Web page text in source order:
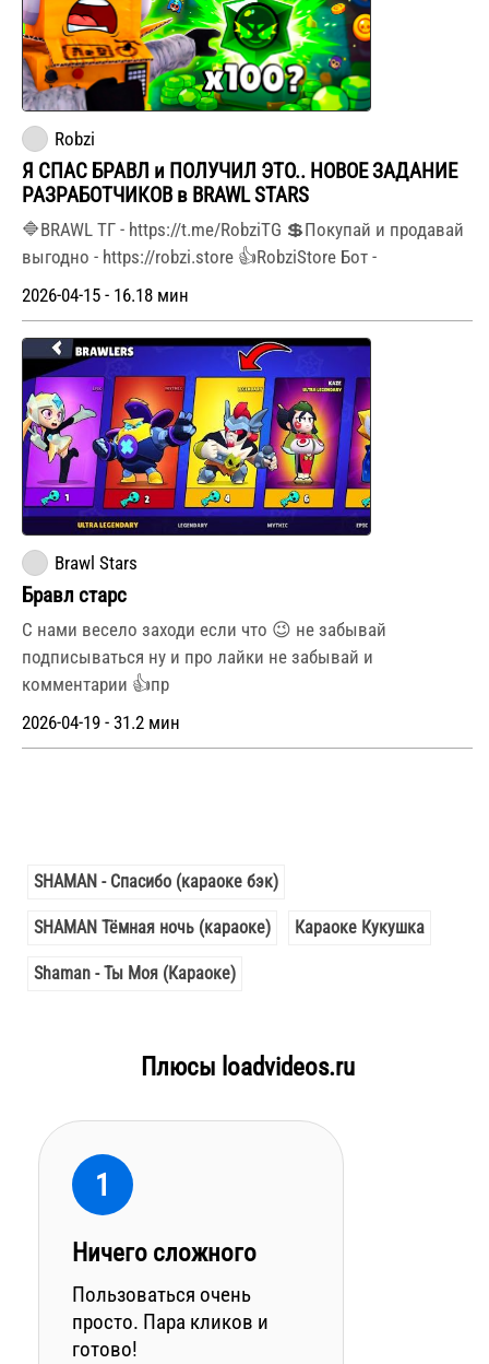
Robzi
Я СПАС БРАВЛ и ПОЛУЧИЛ ЭТО.. НОВОЕ ЗАДАНИЕ
РАЗРАБОТЧИКОВ в BRAWL STARS
🔷BRAWL ТГ - https://t.me/RobziTG 💲Покупай и продавай
выгодно - https://robzi.store 👍RobziStore Бот -
2026-04-15 - 16.18 мин
Brawl Stars
Бравл старс
С нами весело заходи если что 😉 не забывай
подписываться ну и про лайки не забывай и
комментарии 👍пр
2026-04-19 - 31.2 мин
SHAMAN - Спасибо (караоке бэк)
SHAMAN Тёмная ночь (караоке) Караоке Кукушка
Shaman - Ты Моя (Караоке)
Плюсы loadvideos.ru
1
Ничего сложного
Пользоваться очень
просто. Пара кликов и
готово!